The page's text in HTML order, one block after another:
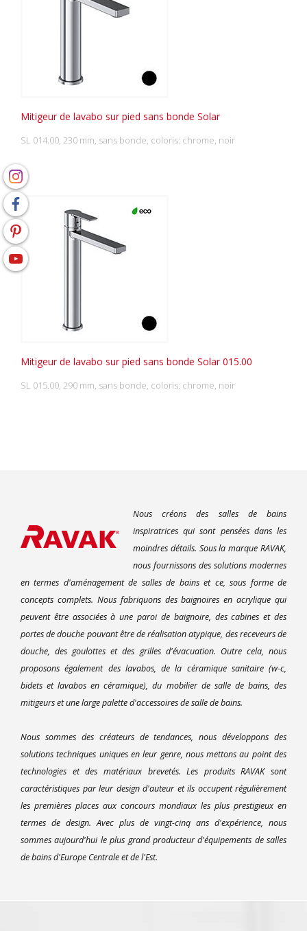
Mitigeur de lavabo sur pied sans bonde Solar
SL 014.00, 230 mm, sans bonde, coloris: chrome, noir
Mitigeur de lavabo sur pied sans bonde Solar 015.00
SL 015.00, 290 mm, sans bonde, coloris: chrome, noir
Nous créons des salles de bains
inspiratrices qui sont pensées dans les
moindres détails. Sous la marque RAVAK,
nous fournissons des solutions modernes
en termes d'aménagement de salles de bains et ce, sous forme de
concepts complets. Nous fabriquons des baignoires en acrylique qui
peuvent être associées à une paroi de baignoire, des cabines et des
portes de douche pouvant être de réalisation atypique, des receveurs de
douche, des goulottes et des grilles d'évacuation. Outre cela, nous
proposons également des lavabos, de la céramique sanitaire (w-c,
bidets et lavabos en céramique), du mobilier de salle de bains, des
mitigeurs et une large palette d'accessoires de salle de bains.
Nous sommes des créateurs de tendances, nous développons des
solutions techniques uniques en leur genre, nous mettons au point des
technologies et des matériaux brevetés. Les produits RAVAK sont
caractéristiques par leur design d'auteur et ils occupent régulièrement
les premières places aux concours mondiaux les plus prestigieux en
termes de design. Avec plus de vingt-cinq ans d'expérience, nous
sommes aujourd'hui le plus grand producteur d'équipements de salles
de bains d'Europe Centrale et de l'Est.